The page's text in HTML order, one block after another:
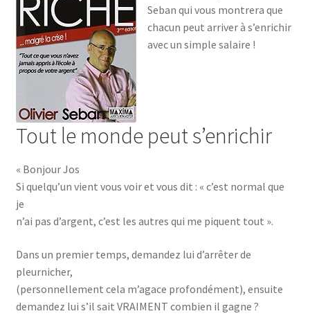
Seban qui vous montrera que
chacun peut arriver à s’enrichir
avec un simple salaire !
Tout le monde peut s’enrichir
« Bonjour Jos
Si quelqu’un vient vous voir et vous dit : « c’est normal que
je
n’ai pas d’argent, c’est les autres qui me piquent tout ».
Dans un premier temps, demandez lui d’arrêter de
pleurnicher,
(personnellement cela m’agace profondément), ensuite
demandez lui s’il sait VRAIMENT combien il gagne ?